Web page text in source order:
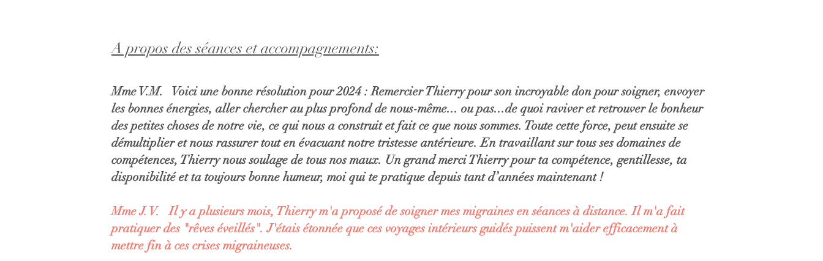
A propos des séances et accompagnements:
Mme V.M. Voici une bonne résolution pour 2024 : Remercier Thierry pour son incroyable don pour soigner, envoyer
les bonnes énergies, aller chercher au plus profond de nous-même... ou pas...de quoi raviver et retrouver le bonheur
des petites choses de notre vie, ce qui nous a construit et fait ce que nous sommes. Toute cette force, peut ensuite se
démultiplier et nous rassurer tout en évacuant notre tristesse antérieure. En travaillant sur tous ses domaines de
compétences, Thierry nous soulage de tous nos maux. Un grand merci Thierry pour ta compétence, gentillesse, ta
disponibilité et ta toujours bonne humeur, moi qui te pratique depuis tant d’années maintenant !
Mme J. V. Il y a plusieurs mois, Thierry m'a proposé de soigner mes migraines en séances à distance. Il m'a fait
pratiquer des "rêves éveillés". J'étais étonnée que ces voyages intérieurs guidés puissent m'aider efficacement à
mettre fin à ces crises migraineuses.